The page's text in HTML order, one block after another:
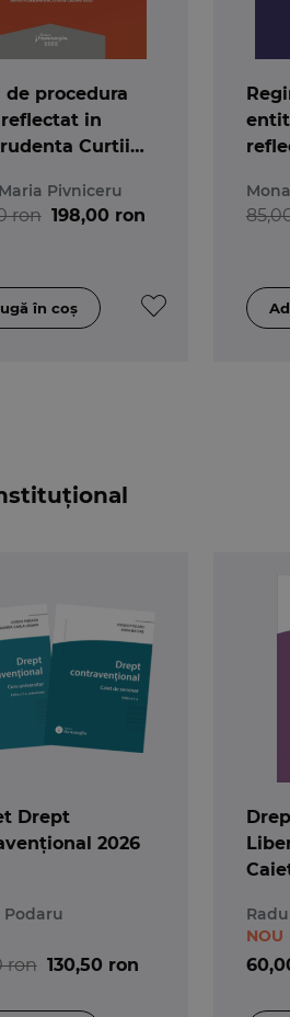
la inceputul unei cariere juridice.
de procedura
in
Curtii
Pivniceru
ron 198,00 ron
Drept
2026
ron 130,50 ron
NOU